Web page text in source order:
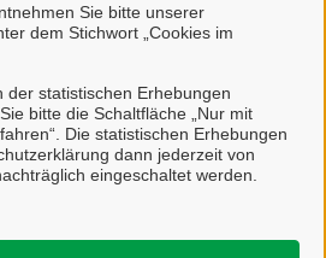
Sie bitte unserer
dem Stichwort „Cookies im
der statistischen Erhebungen
bitte die Schaltfläche „Nur mit
Die statistischen Erhebungen
dann jederzeit von
eingeschaltet werden.
zur BundID finden Sie auf der
des Bundes.